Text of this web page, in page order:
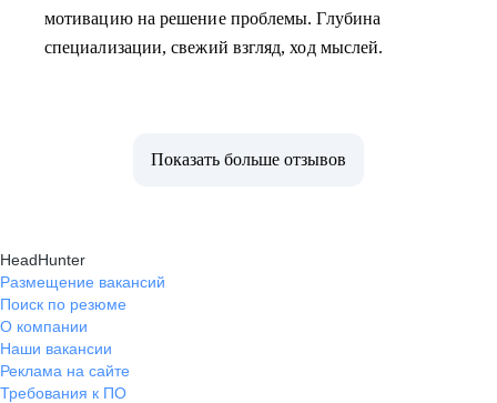
мотивацию на решение проблемы. Глубина
специализации, свежий взгляд, ход мыслей.
Показать больше отзывов
HeadHunter
Размещение вакансий
Поиск по резюме
О компании
Наши вакансии
Реклама на сайте
Требования к ПО